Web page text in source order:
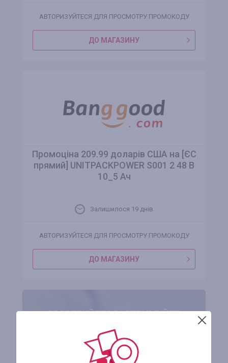
АВТОРИЗУЙТЕСЯ ДЛЯ ПРОСМОТРУ ПРОМОКОДУ
ДО МАГАЗИНУ
Промоціна 209.99 доларів США на [ЄС
прямий] UNITPACKPOWER S001 2 48 В
10_5 Ач
Залишилося 19 днів
АВТОРИЗУЙТЕСЯ ДЛЯ ПРОСМОТРУ ПРОМОКОДУ
ДО МАГАЗИНУ
РЕЄСТРУЙТЕСЯ І ОТРИМУЙТЕ
ГРОШІ НАЗАД ЗА ПОКУПКИ